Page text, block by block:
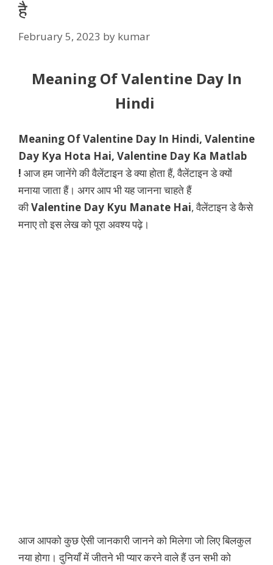
है
February 5, 2023 by kumar
Meaning Of Valentine Day In
Hindi
Meaning Of Valentine Day In Hindi, Valentine
Day Kya Hota Hai, Valentine Day Ka Matlab
! आज हम जानेंगे की वैलेंटाइन डे क्या होता हैं, वैलेंटाइन डे क्यों
मनाया जाता हैं। अगर आप भी यह जानना चाहते हैं
कीValentine Day Kyu Manate Hai, वैलेंटाइन डे कैसे
मनाए तो इस लेख को पूरा अवश्य पढ़े।
आज आपको कुछ ऐसी जानकारी जानने को मिलेगा जो लिए बिलकुल
नया होगा। दुनियाँ में जीतने भी प्यार करने वाले हैं उन सभी को